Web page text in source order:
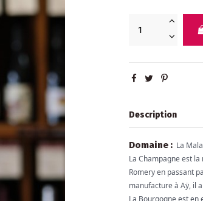
Description
Domaine : La
La Champagne est
Romery en passant
manufacture à Aÿ, il
La Bourgogne est en